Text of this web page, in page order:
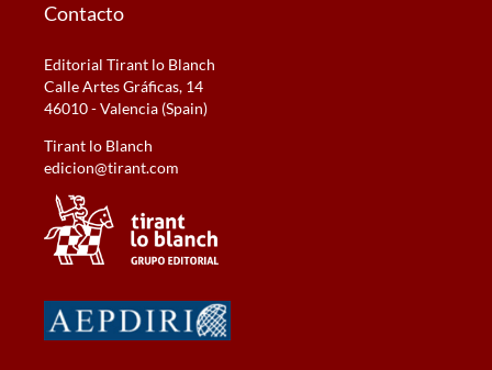
Contacto
Editorial Tirant lo Blanch
Calle Artes Gráficas, 14
46010 - Valencia (Spain)
Tirant lo Blanch
edicion@tirant.com